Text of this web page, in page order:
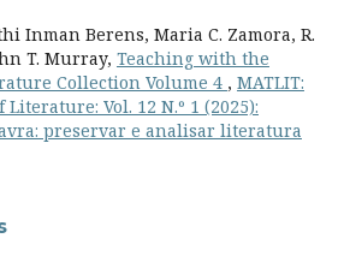
Inman Berens, Maria C. Zamora, R.
T. Murray, Teaching with the
Collection Volume 4 , MATLIT:
Vol. 12 N.º 1 (2025):
preservar e analisar literatura